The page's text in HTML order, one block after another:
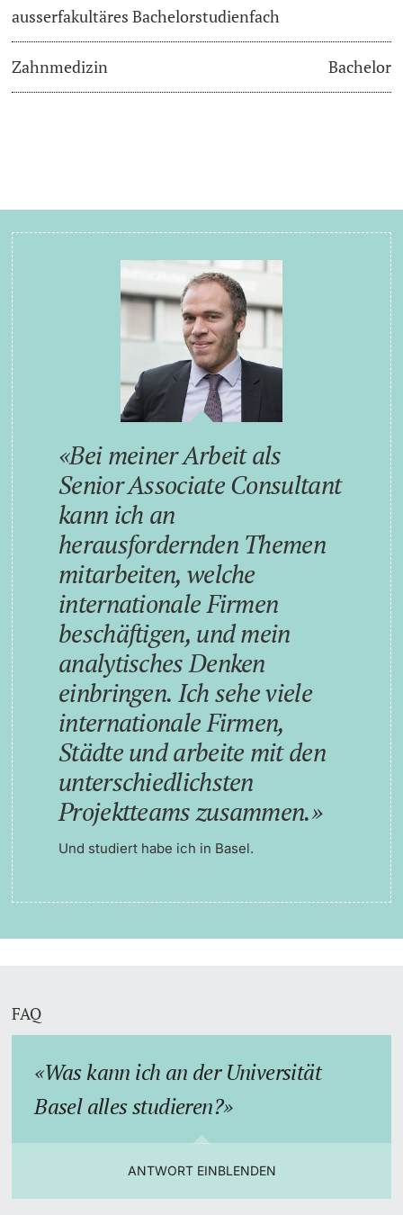
ausserfakultäres Bachelorstudienfach
Zahnmedizin Bachelor
Bei meiner Arbeit als
Senior Associate Consultant
kann ich an
herausfordernden Themen
mitarbeiten, welche
internationale Firmen
beschäftigen, und mein
analytisches Denken
einbringen. Ich sehe viele
internationale Firmen,
Städte und arbeite mit den
unterschiedlichsten
Projektteams zusammen.
Und studiert habe ich in Basel.
FAQ
Was kann ich an der Universität
Basel alles studieren?
ANTWORT EINBLENDEN